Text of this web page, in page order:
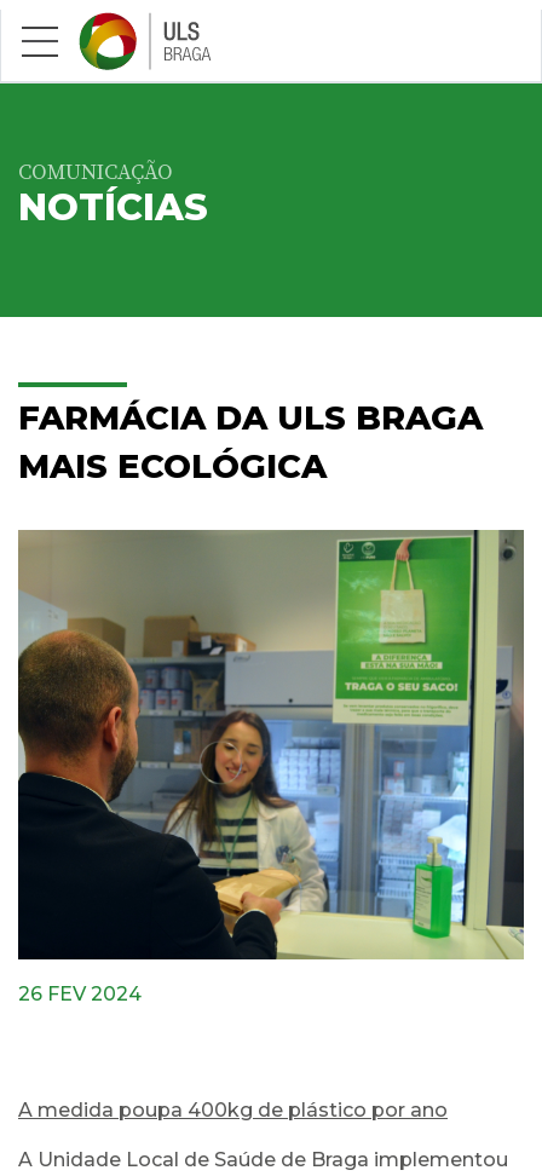
Saltar para conteúdo principal
COMUNICAÇÃO
NOTÍCIAS
FARMÁCIA DA ULS BRAGA
MAIS ECOLÓGICA
26 FEV 2024
A medida poupa 400kg de plástico por ano
A Unidade Local de Saúde de Braga implementou